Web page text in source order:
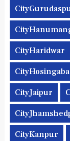
CityHaridwar
CityJaipur
CityKanpur